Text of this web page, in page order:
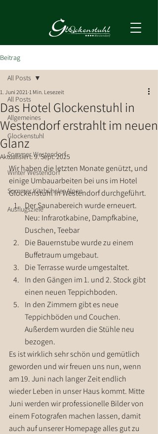
Beitrag
All Posts
Allgemeines
Glockenstuhl
Sommer Westendorf
Winter Westendorf
Sommer Kitzbüheler Alpen
Ausflugsziele
All Posts
Das Hotel Glockenstuhl in
Westendorf erstrahlt im neuen
Glanz
1. Juni 2021 1 Min. Lesezeit
Aktualisiert:9. Sept. 2025
Wir haben die letzten Monate genützt, und
einige Umbauarbeiten bei uns im Hotel
Glockenstuhl in Westendorf durchgeführt.
Der Saunabereich wurde erneuert.
Neu: Infrarotkabine, Dampfkabine,
Duschen, Teebar
Die Bauernstube wurde zu einem
Buffetraum umgebaut.
Die Terrasse wurde umgestaltet.
In den Gängen im 1. und 2. Stock gibt
einen neuen Teppichboden.
In den Zimmern gibt es neue
Teppichböden und Couchen.
Außerdem wurden die Stühle neu
bezogen.
Es ist wirklich sehr schön und gemütlich
geworden und wir freuen uns nun, wenn
am 19. Juni nach langer Zeit endlich
wieder Leben in unser Haus kommt. Mitte
Juni werden wir professionelle Bilder von
einem Fotografen machen lassen, damit
auch auf unserer Homepage alles gut zu